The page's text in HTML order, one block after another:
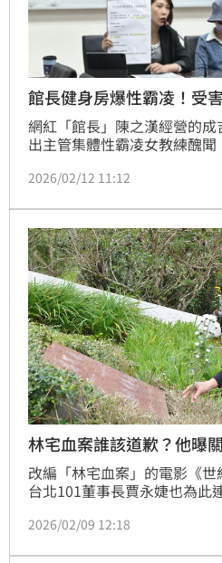
館長健身房爆性霸凌！受
網紅「館長」陳之漢經營的
出主管集體性霸凌女教練醜
力超載，一度輕生。新北市議
受害當事人召開「打臉館長
凌女教練更多證據曝光！」
查。
2026/02/12 11:12
林宅血案誰該道歉？他曝
改編「林宅血案」的電影《世
台北101董事長賈永婕也為此
的當權者請讓真相離我們越來
2026/02/09 12:18